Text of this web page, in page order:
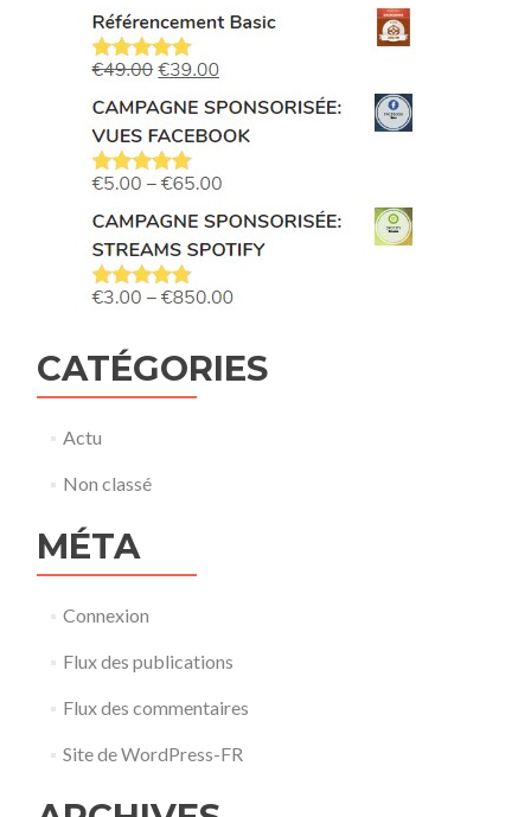
CATÉGORIES
Actu
Non classé
MÉTA
Connexion
Flux des publications
Flux des commentaires
Site de WordPress-FR